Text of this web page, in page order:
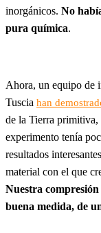
inorgánicos. No
pura química.
Ahora, un equipo de
Tuscia han
de la Tierra primitiva,
experimento tenía
resultados
material con el que
Nuestra compresión
buena medida, de